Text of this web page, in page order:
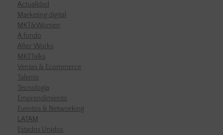
Actualidad
Marketing digital
MKT&Women
A fondo
After Works
MKTTalks
Ventas & Ecommerce
Talento
Tecnología
Emprendimiento
Eventos & Networking
LATAM
Estados Unidos